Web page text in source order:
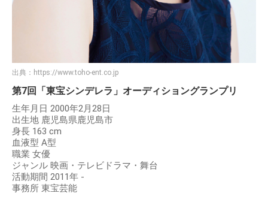
出典： https://www.toho-ent.co.jp
第7回「東宝シンデレラ」オーディショングランプリ
生年月日 2000年2月28日
出生地 鹿児島県鹿児島市
身長 163 cm
血液型 A型
職業 女優
ジャンル 映画・テレビドラマ・舞台
活動期間 2011年 -
事務所 東宝芸能